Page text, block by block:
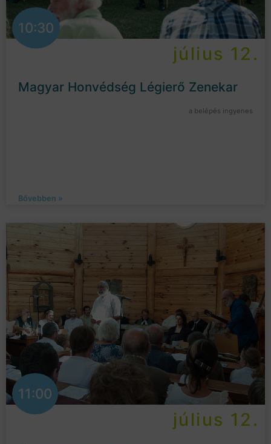
10:30
július 12.
Magyar Honvédség Légierő Zenekar
a belépés ingyenes
Bővebben »
11:00
július 12.